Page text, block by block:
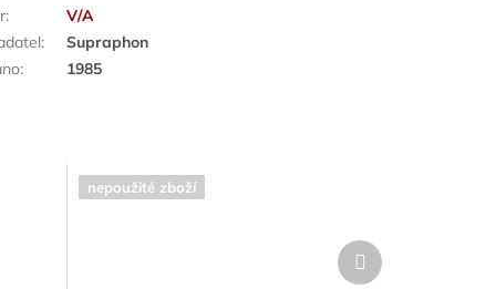
:
V/A
:
Supraphon
: 1985
nepoužité zboží
Další
produkt